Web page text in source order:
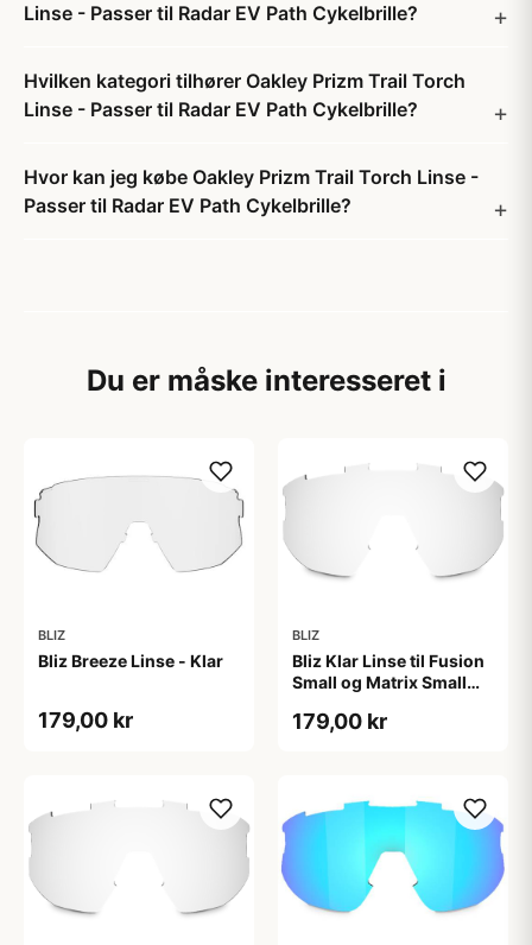
Linse - Passer til Radar EV Path Cykelbrille?
Hvilken kategori tilhører Oakley Prizm Trail Torch
Linse - Passer til Radar EV Path Cykelbrille?
Hvor kan jeg købe Oakley Prizm Trail Torch Linse -
Passer til Radar EV Path Cykelbrille?
Du er måske interesseret i
BLIZ
Bliz Breeze Linse - Klar
179,00 kr
BLIZ
Bliz Klar Linse til Fusion
Small og Matrix Small
179,00 kr